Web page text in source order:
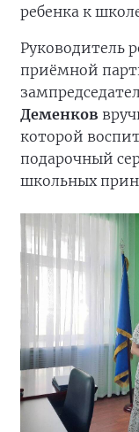
ребенка к
Руководитель
приёмной
Деменков
которой
подарочный
школьных